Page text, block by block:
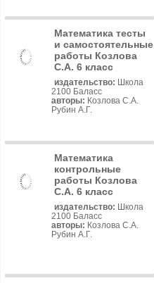
Математика тесты
и самостоятельные
работы Козлова
С.А. 6 класс
издательство: Школа
2100 Баласс
авторы: Козлова С.А.
Рубин А.Г.
Математика
контрольные
работы Козлова
С.А. 6 класс
издательство: Школа
2100 Баласс
авторы: Козлова С.А.
Рубин А.Г.